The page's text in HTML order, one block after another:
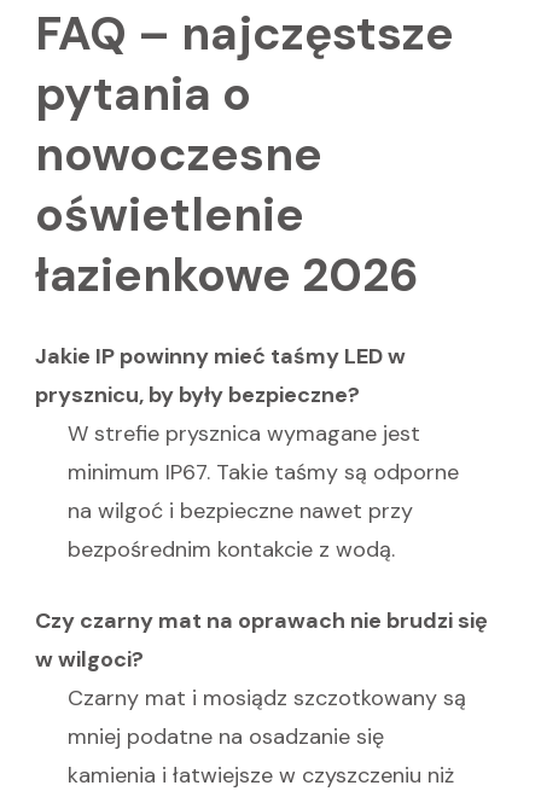
FAQ – najczęstsze
pytania o
nowoczesne
oświetlenie
łazienkowe 2026
Jakie IP powinny mieć taśmy LED w
prysznicu, by były bezpieczne?
W strefie prysznica wymagane jest
minimum IP67. Takie taśmy są odporne
na wilgoć i bezpieczne nawet przy
bezpośrednim kontakcie z wodą.
Czy czarny mat na oprawach nie brudzi się
w wilgoci?
Czarny mat i mosiądz szczotkowany są
mniej podatne na osadzanie się
kamienia i łatwiejsze w czyszczeniu niż